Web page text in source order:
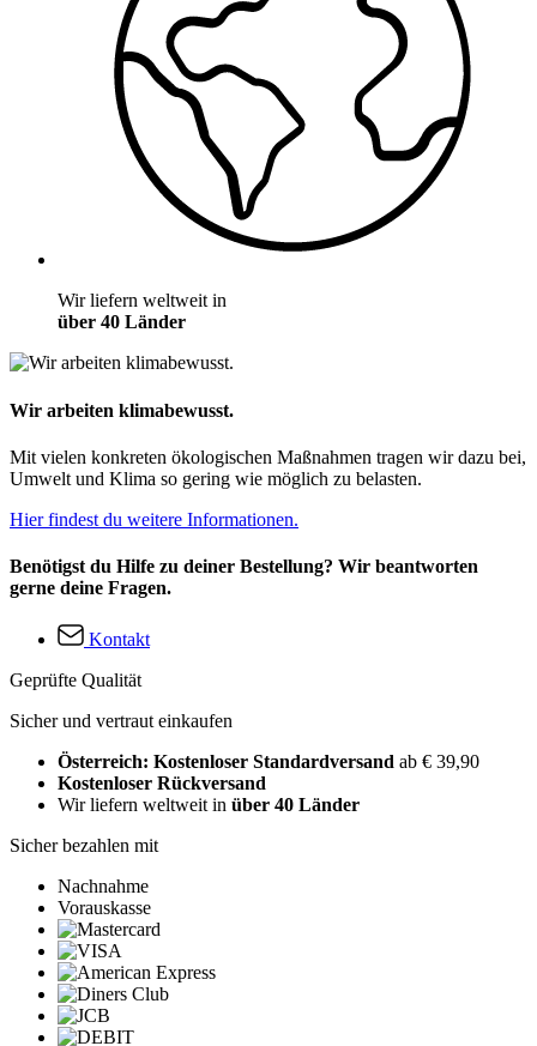
Wir liefern weltweit in
über 40 Länder
Wir arbeiten klimabewusst.
Mit vielen konkreten ökologischen Maßnahmen tragen wir dazu bei,
Umwelt und Klima so gering wie möglich zu belasten.
Hier findest du weitere Informationen.
Benötigst du Hilfe zu deiner Bestellung? Wir beantworten
gerne deine Fragen.
Kontakt
Geprüfte Qualität
Sicher und vertraut einkaufen
Österreich: Kostenloser Standardversand ab € 39,90
Kostenloser Rückversand
Wir liefern weltweit in über 40 Länder
Sicher bezahlen mit
Nachnahme
Vorauskasse